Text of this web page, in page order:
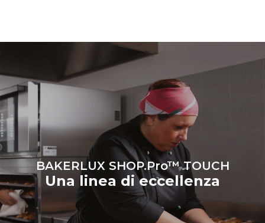
dal forno. Le emissioni
indirette dipendono dal mix
energetico della rete a cui
esso è collegato; queste
ultime possono essere
azzerate scegliendo di
acquistare energia
prodotta da fonti
rinnovabili.
Greenhouse
Gas Protocol
BAKERLUX SHOP.Pro™ TOUCH
Una linea di eccellenza